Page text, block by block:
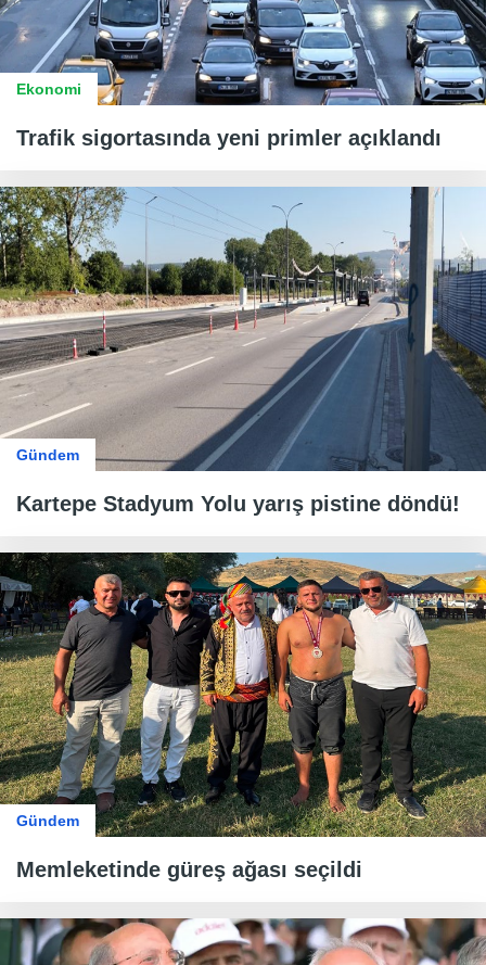
Ekonomi
Trafik sigortasında yeni primler açıklandı
Gündem
Kartepe Stadyum Yolu yarış pistine döndü!
Gündem
Memleketinde güreş ağası seçildi